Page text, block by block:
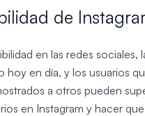
de
en las redes
hoy en día, y los usuarios
a otros pueden
en Instagram y hacer